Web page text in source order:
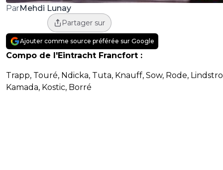
ParMehdi Lunay
Partager sur
Ajouter comme source préférée sur Google
Compo de l'Eintracht Francfort :
Trapp, Touré, Ndicka, Tuta, Knauff, Sow, Rode,
Kamada, Kostic, Borré